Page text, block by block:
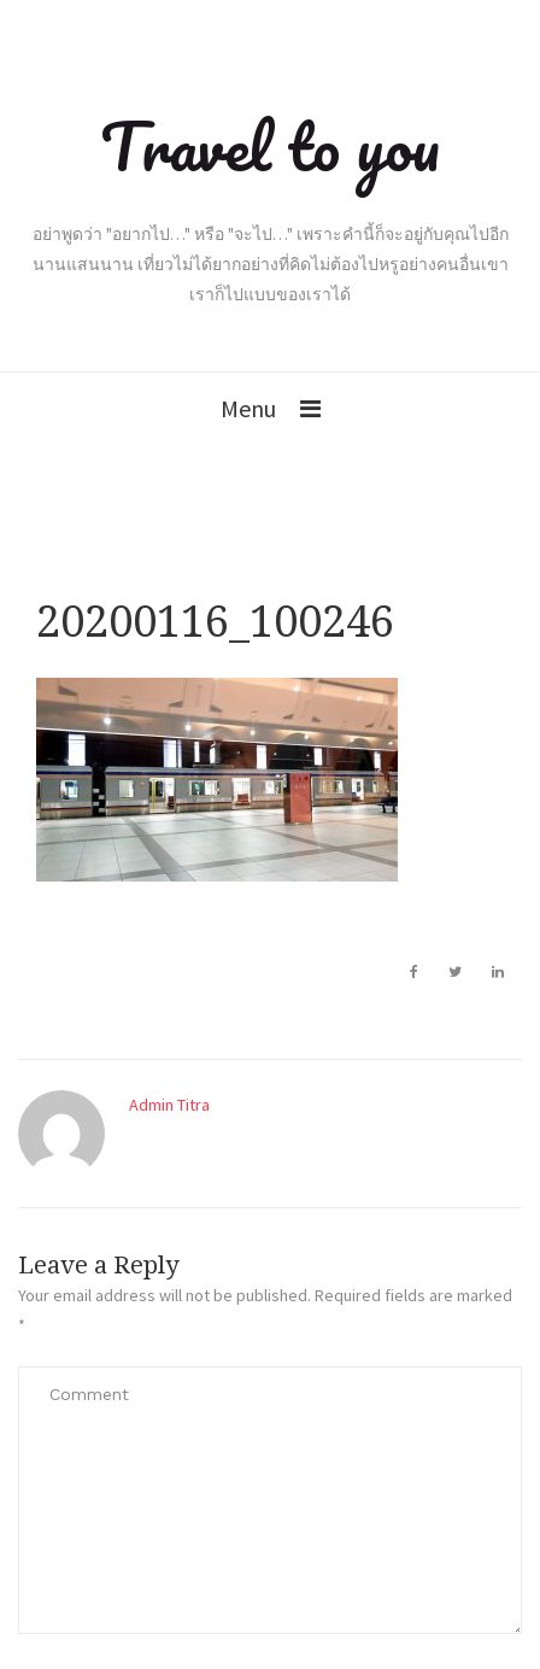
Travel to you
อย่าพูดว่า "อยากไป…" หรือ "จะไป…" เพราะคำนี้ก็จะอยู่กับคุณไปอีก
นานแสนนาน เที่ยวไม่ได้ยากอย่างที่คิดไม่ต้องไปหรูอย่างคนอื่นเขา
เราก็ไปแบบของเราได้
Menu
20200116_100246
Admin Titra
Leave a Reply
Your email address will not be published. Required fields are marked
*